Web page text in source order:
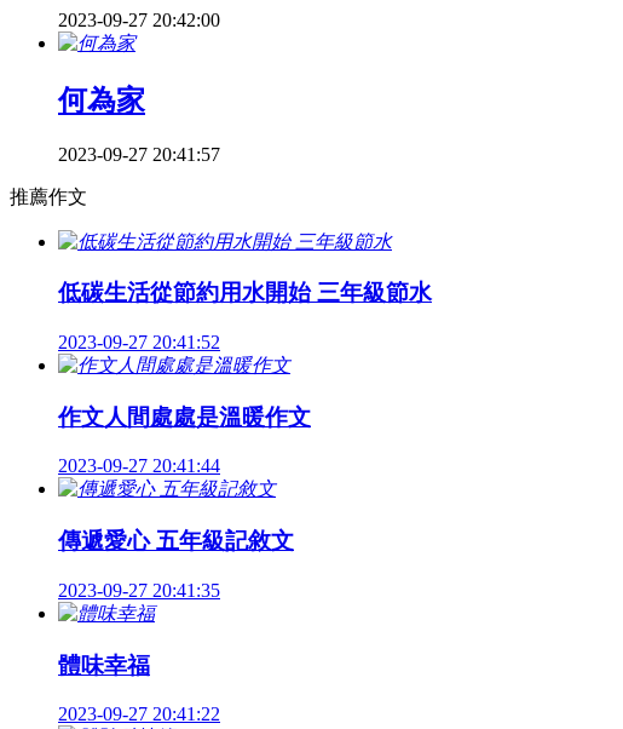
2023-09-27 20:42:00
何為家
2023-09-27 20:41:57
推薦作文
低碳生活從節約用水開始 三年級節水
2023-09-27 20:41:52
作文人間處處是溫暖作文
2023-09-27 20:41:44
傳遞愛心 五年級記敘文
2023-09-27 20:41:35
體味幸福
2023-09-27 20:41:22